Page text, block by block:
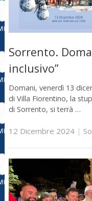
Sorrento.
inclusivo”
Domani, venerdì 13
di Villa Fiorentino, la
di Sorrento, si terrà …
12 Dicembre 2024|